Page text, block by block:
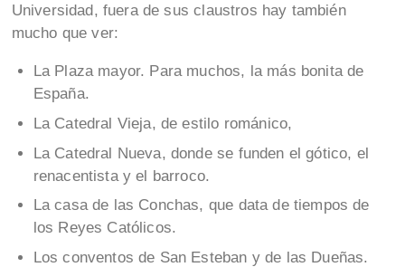
Universidad, fuera de sus claustros hay también
mucho que ver:
La Plaza mayor. Para muchos, la más bonita de
España.
La Catedral Vieja, de estilo románico,
La Catedral Nueva, donde se funden el gótico, el
renacentista y el barroco.
La casa de las Conchas, que data de tiempos de
los Reyes Católicos.
Los conventos de San Esteban y de las Dueñas.